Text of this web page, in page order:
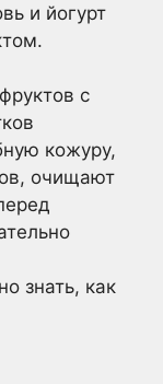
и йогурт
с
кожуру,
очищают
знать, как